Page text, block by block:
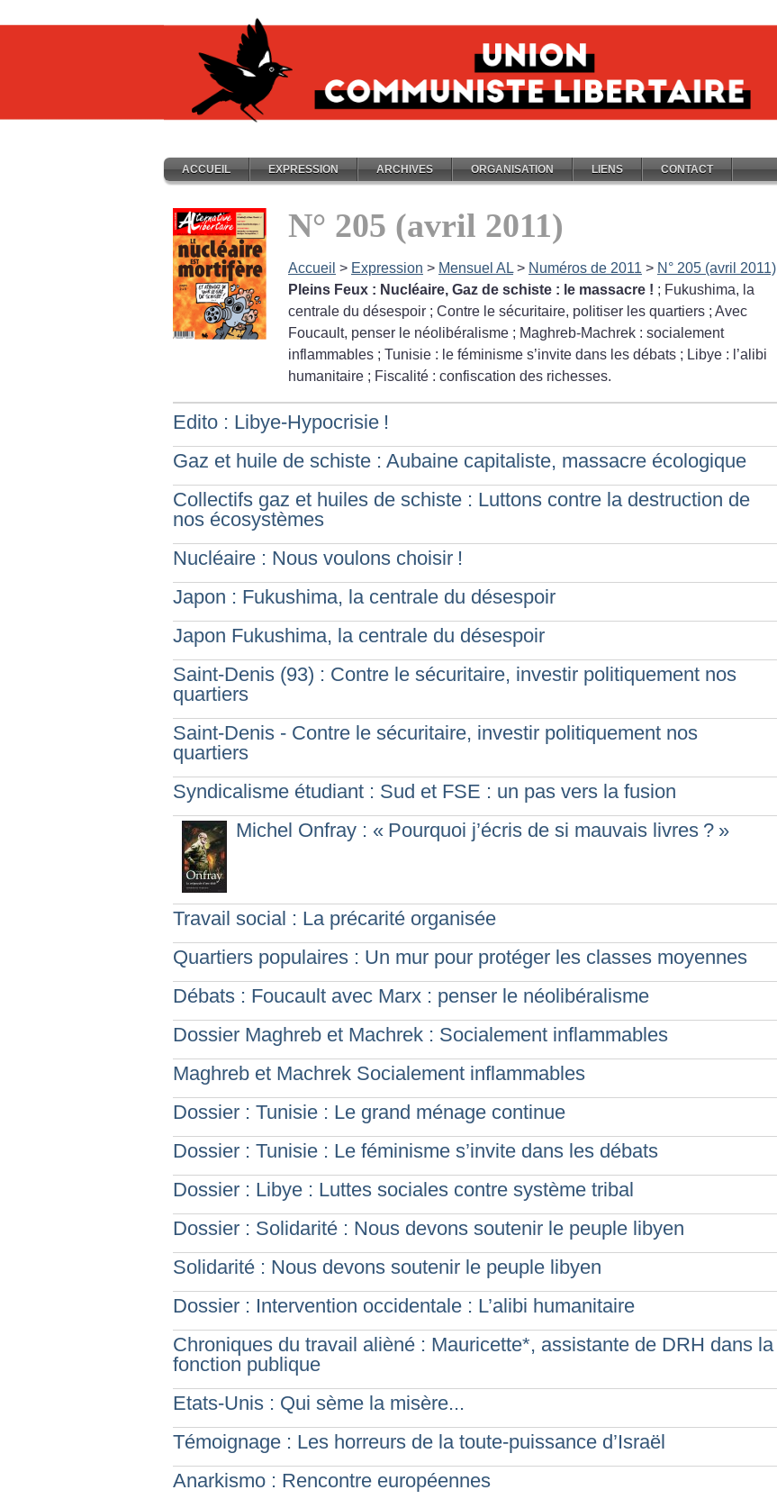
ACCUEIL EXPRESSION ARCHIVES ORGANISATION LIENS CONTACT
N° 205 (avril 2011)
Accueil > Expression > Mensuel AL > Numéros de 2011 > N° 205 (avril 2011)
Pleins Feux : Nucléaire, Gaz de schiste : le massacre ! ; Fukushima, la
centrale du désespoir ; Contre le sécuritaire, politiser les quartiers ; Avec
Foucault, penser le néolibéralisme ; Maghreb-Machrek : socialement
inflammables ; Tunisie : le féminisme s’invite dans les débats ; Libye : l’alibi
humanitaire ; Fiscalité : confiscation des richesses.
Edito : Libye-Hypocrisie !
Gaz et huile de schiste : Aubaine capitaliste, massacre écologique
Collectifs gaz et huiles de schiste : Luttons contre la destruction de
nos écosystèmes
Nucléaire : Nous voulons choisir !
Japon : Fukushima, la centrale du désespoir
Japon Fukushima, la centrale du désespoir
Saint-Denis (93) : Contre le sécuritaire, investir politiquement nos
quartiers
Saint-Denis - Contre le sécuritaire, investir politiquement nos
quartiers
Syndicalisme étudiant : Sud et FSE : un pas vers la fusion
Michel Onfray : « Pourquoi j’écris de si mauvais livres ? »
Travail social : La précarité organisée
Quartiers populaires : Un mur pour protéger les classes moyennes
Débats : Foucault avec Marx : penser le néolibéralisme
Dossier Maghreb et Machrek : Socialement inflammables
Maghreb et Machrek Socialement inflammables
Dossier : Tunisie : Le grand ménage continue
Dossier : Tunisie : Le féminisme s’invite dans les débats
Dossier : Libye : Luttes sociales contre système tribal
Dossier : Solidarité : Nous devons soutenir le peuple libyen
Solidarité : Nous devons soutenir le peuple libyen
Dossier : Intervention occidentale : L’alibi humanitaire
Chroniques du travail alièné : Mauricette*, assistante de DRH dans la
fonction publique
Etats-Unis : Qui sème la misère...
Témoignage : Les horreurs de la toute-puissance d’Israël
Anarkismo : Rencontre européennes